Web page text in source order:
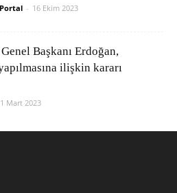
- 16 Ekim 2023
Başkanı Erdoğan,
ilişkin kararı
Mart 2023